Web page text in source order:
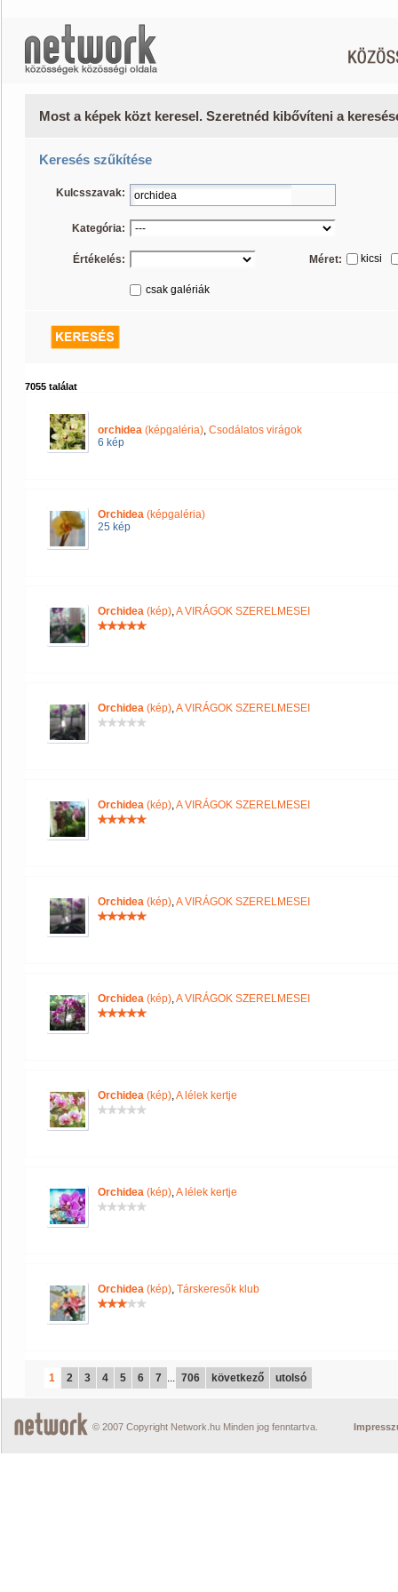
Most a képek közt keresel. Szeretnéd kibővíteni a
Keresés szűkítése
Kulcsszavak:
Kategória:
Értékelés: Méret: kicsi
csak galériák
7055 találat
orchidea (képgaléria), Csodálatos virágok
6 kép
Orchidea (képgaléria)
25 kép
Orchidea (kép),A VIRÁGOK SZERELMESEI
Orchidea (kép),A VIRÁGOK SZERELMESEI
Orchidea (kép),A VIRÁGOK SZERELMESEI
Orchidea (kép),A VIRÁGOK SZERELMESEI
Orchidea (kép),A VIRÁGOK SZERELMESEI
Orchidea (kép),A lélek kertje
Orchidea (kép),A lélek kertje
Orchidea (kép), Társkeresők klub
1 2 3 4 5 6 7 ... 706 következő utolsó
© 2007 Copyright Network.hu Minden jog fenntartva.